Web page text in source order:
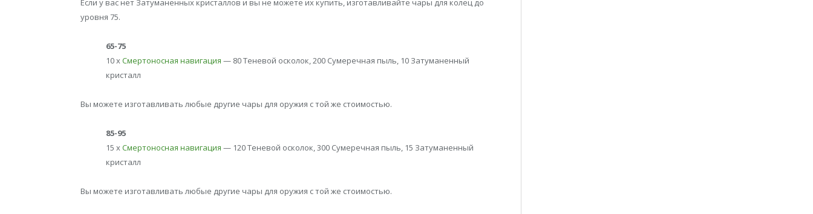
Если у вас нет Затуманенных кристаллов и вы не можете их купить, изготавливайте чары для колец до
уровня 75.
65-75
10 xСмертоносная навигация — 80 Теневой осколок, 200 Сумеречная пыль, 10 Затуманенный
кристалл
Вы можете изготавливать любые другие чары для оружия с той же стоимостью.
85-95
15 xСмертоносная навигация — 120 Теневой осколок, 300 Сумеречная пыль, 15 Затуманенный
кристалл
Вы можете изготавливать любые другие чары для оружия с той же стоимостью.